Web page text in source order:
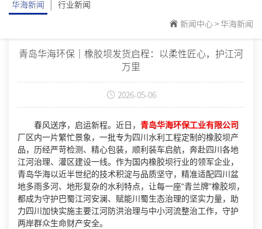
华海新闻 行业新闻
新闻中心 > 华海新闻
青岛华海环保｜橡胶坝发货启程：以柔性匠心，护江河
万里
2026-05-06
春风送序，启运新程。近日， 青岛华海环保工业有限公司
厂区内一片繁忙景象，一批专为四川水利工程定制的橡胶坝产
品，历经严苛检测、精心包装，顺利装车启航，奔赴四川各地
江河治理、灌区建设一线。作为国内橡胶坝行业的领军企业，
青岛华海以近半世纪的技术积淀与品质坚守，精准适配四川盆
地多雨多河、地形复杂的水利特点，让每一座“青兰牌”橡胶坝，
都成为守护巴蜀江河安澜、赋能川蜀生态治理的坚实力量，助
力四川加快实施主要江河防洪治理与中小河流整治工作，守护
两岸群众生命财产安全。